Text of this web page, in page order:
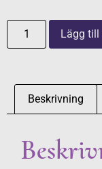
Lägg till
Beskrivning